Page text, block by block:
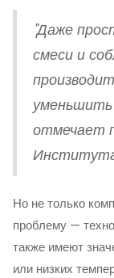
"Даже
смеси и
уменьшить
отмечает
Но не только
проблему —
также имеют
или низких